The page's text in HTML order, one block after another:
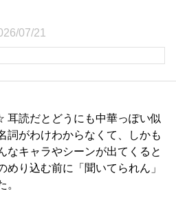
07/21
だとどうにも中華っぽい似
詞がわけわからなくて、しかも
なキャラやシーンが出てくると
めり込む前に「聞いてられん」
。